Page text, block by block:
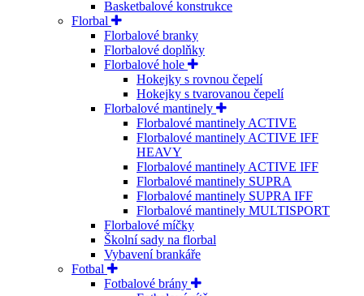
Basketbalové konstrukce
Florbal
Florbalové branky
Florbalové doplňky
Florbalové hole
Hokejky s rovnou čepelí
Hokejky s tvarovanou čepelí
Florbalové mantinely
Florbalové mantinely ACTIVE
Florbalové mantinely ACTIVE IFF
HEAVY
Florbalové mantinely ACTIVE IFF
Florbalové mantinely SUPRA
Florbalové mantinely SUPRA IFF
Florbalové mantinely MULTISPORT
Florbalové míčky
Školní sady na florbal
Vybavení brankáře
Fotbal
Fotbalové brány